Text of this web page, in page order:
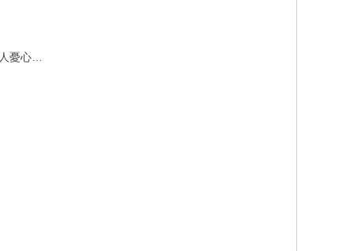
憂心…